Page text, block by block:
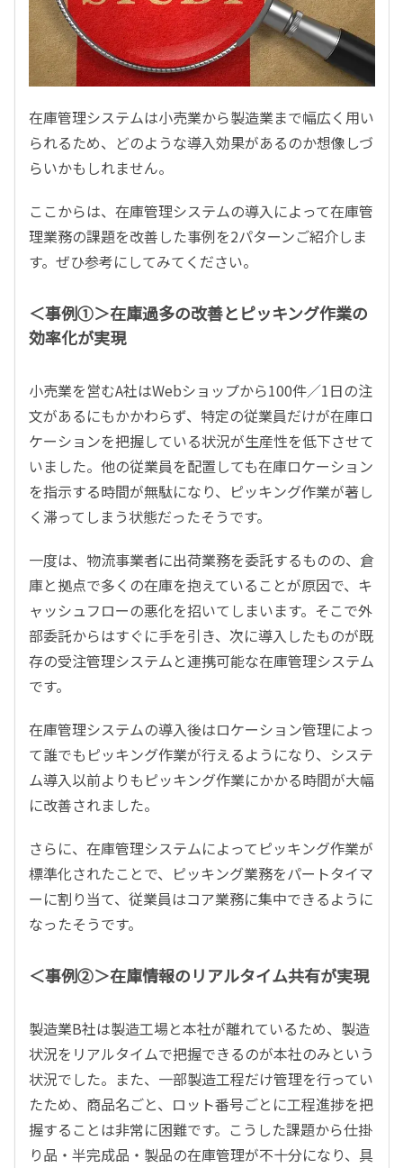
在庫管理システムは小売業から製造業まで幅広く用い
られるため、どのような導入効果があるのか想像しづ
らいかもしれません。
ここからは、在庫管理システムの導入によって在庫管
理業務の課題を改善した事例を2パターンご紹介しま
す。ぜひ参考にしてみてください。
＜事例①＞在庫過多の改善とピッキング作業の
効率化が実現
小売業を営むA社はWebショップから100件／1日の注
文があるにもかかわらず、特定の従業員だけが在庫ロ
ケーションを把握している状況が生産性を低下させて
いました。他の従業員を配置しても在庫ロケーション
を指示する時間が無駄になり、ピッキング作業が著し
く滞ってしまう状態だったそうです。
一度は、物流事業者に出荷業務を委託するものの、倉
庫と拠点で多くの在庫を抱えていることが原因で、キ
ャッシュフローの悪化を招いてしまいます。そこで外
部委託からはすぐに手を引き、次に導入したものが既
存の受注管理システムと連携可能な在庫管理システム
です。
在庫管理システムの導入後はロケーション管理によっ
て誰でもピッキング作業が行えるようになり、システ
ム導入以前よりもピッキング作業にかかる時間が大幅
に改善されました。
さらに、在庫管理システムによってピッキング作業が
標準化されたことで、ピッキング業務をパートタイマ
ーに割り当て、従業員はコア業務に集中できるように
なったそうです。
＜事例②＞在庫情報のリアルタイム共有が実現
製造業B社は製造工場と本社が離れているため、製造
状況をリアルタイムで把握できるのが本社のみという
状況でした。また、一部製造工程だけ管理を行ってい
たため、商品名ごと、ロット番号ごとに工程進捗を把
握することは非常に困難です。こうした課題から仕掛
り品・半完成品・製品の在庫管理が不十分になり、具